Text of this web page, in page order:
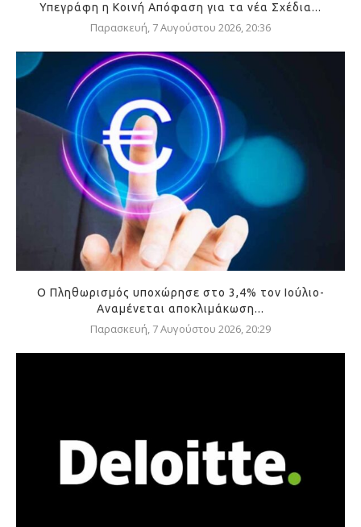
Υπεγράφη η Κοινή Απόφαση για τα νέα Σχέδια...
Παρασκευή, 7 Αυγούστου 2026, 20:36
Ο Πληθωρισμός υποχώρησε στο 3,4% τον Ιούλιο-
Αναμένεται αποκλιμάκωση...
Παρασκευή, 7 Αυγούστου 2026, 20:29